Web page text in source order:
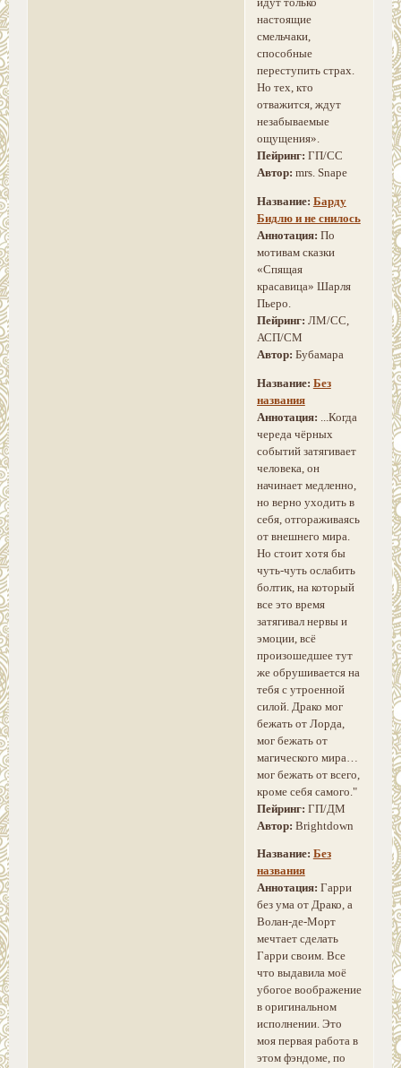
идут только
настоящие
смельчаки,
способные
переступить страх.
Но тех, кто
отважится, ждут
незабываемые
ощущения».
Пейринг: ГП/СС
Автор: mrs. Snape
Название: Барду
Бидлю и не снилось
Аннотация: По
мотивам сказки
«Спящая
красавица» Шарля
Пьеро.
Пейринг: ЛМ/СС,
АСП/СМ
Автор: Бубамара
Название: Без
названия
Аннотация:
...Когда
череда чёрных
событий затягивает
человека, он
начинает медленно,
но верно уходить в
себя, отгораживаясь
от внешнего мира.
Но стоит хотя бы
чуть-чуть ослабить
болтик, на который
все это время
затягивал нервы и
эмоции, всё
произошедшее тут
же обрушивается на
тебя с утроенной
силой. Драко мог
бежать от Лорда,
мог бежать от
магического мира…
мог бежать от всего,
кроме себя самого."
Пейринг: ГП/ДМ
Автор: Brightdown
Название: Без
названия
Аннотация: Гарри
без ума от Драко, а
Волан-де-Морт
мечтает сделать
Гарри своим. Все
что выдавила моё
убогое воображение
в оригинальном
исполнении. Это
моя первая работа в
этом фэндоме, по